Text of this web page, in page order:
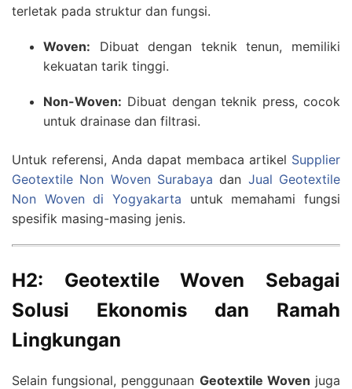
terletak pada struktur dan fungsi.
Woven: Dibuat dengan teknik tenun, memiliki
kekuatan tarik tinggi.
Non-Woven: Dibuat dengan teknik press, cocok
untuk drainase dan filtrasi.
Untuk referensi, Anda dapat membaca artikel Supplier
Geotextile Non Woven Surabaya dan Jual Geotextile
Non Woven di Yogyakarta untuk memahami fungsi
spesifik masing-masing jenis.
H2: Geotextile Woven Sebagai
Solusi Ekonomis dan Ramah
Lingkungan
Selain fungsional, penggunaan Geotextile Woven juga